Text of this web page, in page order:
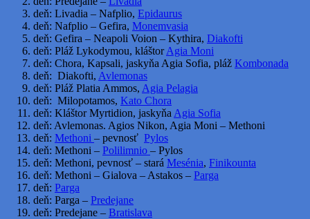
deň: Livadia – Nafplio, Epidaurus
deň: Nafplio – Gefira, Monemvasia
deň: Gefira – Neapoli Voion – Kythira, Diakofti
deň: Pláž Lykodymou, kláštorAgia Moni
deň: Chora, Kapsali, jaskyňa Agia Sofia, pláž Kombonada
deň: Diakofti, Avlemonas
deň: Pláž Platia Ammos, Agia Pelagia
deň: Milopotamos, Kato Chora
deň: Kláštor Myrtidion, jaskyňa Agia Sofia
deň: Avlemonas. Agios Nikon, Agia Moni – Methoni
deň: Methoni – pevnosť Pylos
deň: Methoni – Polilimnio – Pylos
deň: Methoni, pevnosť – stará Mesénia, Finikounta
deň: Methoni – Gialova – Astakos – Parga
deň: Parga
deň: Parga – Predejane
deň: Predejane – Bratislava